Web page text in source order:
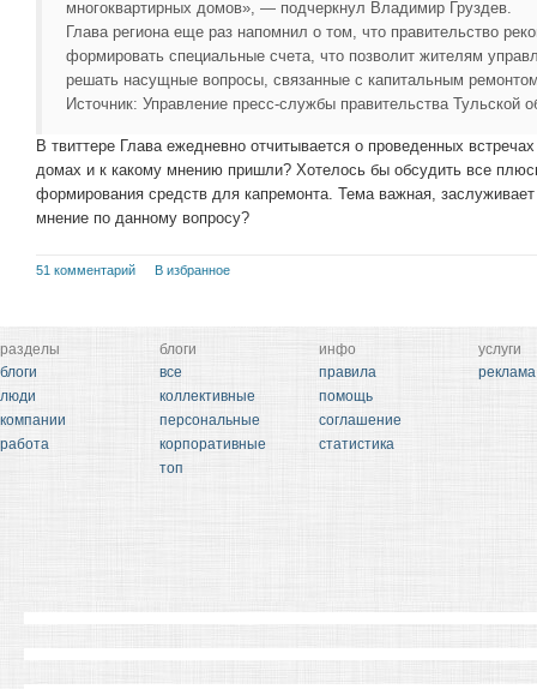
многоквартирных домов», — подчеркнул Владимир Груздев.
Глава региона еще раз напомнил о том, что правительство
формировать специальные счета, что позволит жителям
решать насущные вопросы, связанные с капитальным
Источник: Управление пресс-службы правительства Тульской
В твиттере Глава ежедневно отчитывается о проведенных
домах и к какому мнению пришли? Хотелось бы обсудить все
формирования средств для капремонта. Тема важная, заслуживает
мнение по данному вопросу?
51 комментарий В избранное
разделы
блоги
люди
компании
работа
блоги
все
коллективные
персональные
корпоративные
топ
инфо
правила
помощь
соглашение
статистика
услуги
реклама